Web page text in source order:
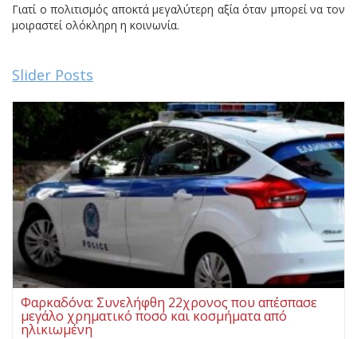
Γιατί ο πολιτισμός αποκτά μεγαλύτερη αξία όταν μπορεί να τον
μοιραστεί ολόκληρη η κοινωνία.
Slider Posts
Φαρκαδόνα: Συνελήφθη 22χρονος που απέσπασε
μεγάλο χρηματικό ποσό και κοσμήματα από
ηλικιωμένη